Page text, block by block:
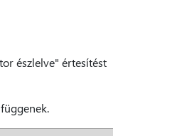
észlelve" értesítést